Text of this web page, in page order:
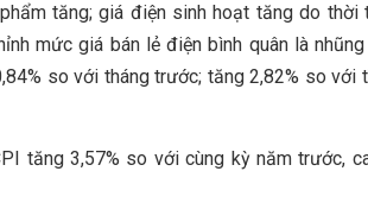
tăng; giá điện sinh hoạt tăng do
mức giá bán lẻ điện bình quân là
so với tháng trước; tăng 2,82% so
tăng 3,57% so với cùng kỳ năm trước,